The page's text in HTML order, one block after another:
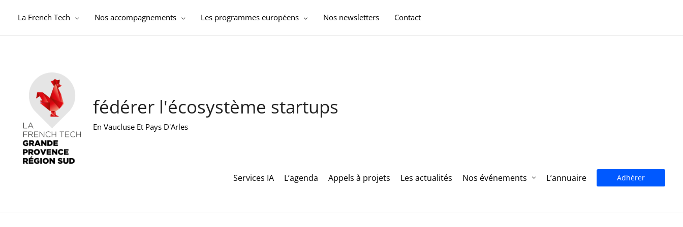
La French Tech Nos accompagnements Les programmes européens Nos newsletters Contact
fédérer l'écosystème startups
En Vaucluse Et Pays D'Arles
Services IA L’agenda Appels à projets Les actualités Nos événements L’annuaire Adhérer